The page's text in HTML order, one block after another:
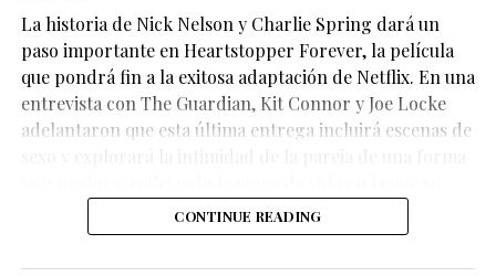
Aunque su participación no ocupa gran parte del
metraje, el actor logra dejar una fuerte impresión. Su
personaje,Sinon, juega un papel clave en la historia y
aporta una mirada profundamente humana sobre las
La historia de Nick Nelson y Charlie Spring dará un
paso importante en Heartstopper Forever, la película
que pondrá fin a la exitosa adaptación de Netflix. En una
entrevista con The Guardian, Kit Connor y Joe Locke
adelantaron que esta última entrega incluirá escenas de
encuentran los personajes.CONTINUE READING